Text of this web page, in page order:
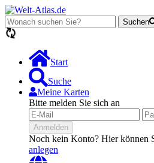
Suchen
Start
Suche
Meine Karten
Bitte melden Sie sich an
Anmelden
Noch kein Konto? Hier können
anlegen